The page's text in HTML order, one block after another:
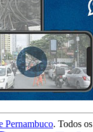
Pernambuco. Todos